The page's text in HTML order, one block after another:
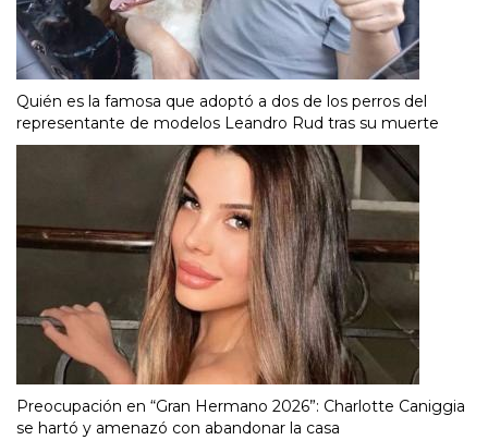
Quién es la famosa que adoptó a dos de los perros del
representante de modelos Leandro Rud tras su muerte
Preocupación en “Gran Hermano 2026”: Charlotte Caniggia
se hartó y amenazó con abandonar la casa